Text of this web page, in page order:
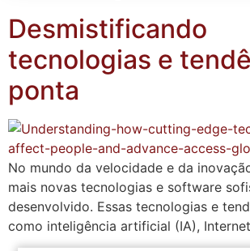
Desmistificando
tecnologias e
ponta
No mundo da velocidade e da
mais novas tecnologias e software
desenvolvido. Essas tecnologias e
como inteligência artificial (IA),